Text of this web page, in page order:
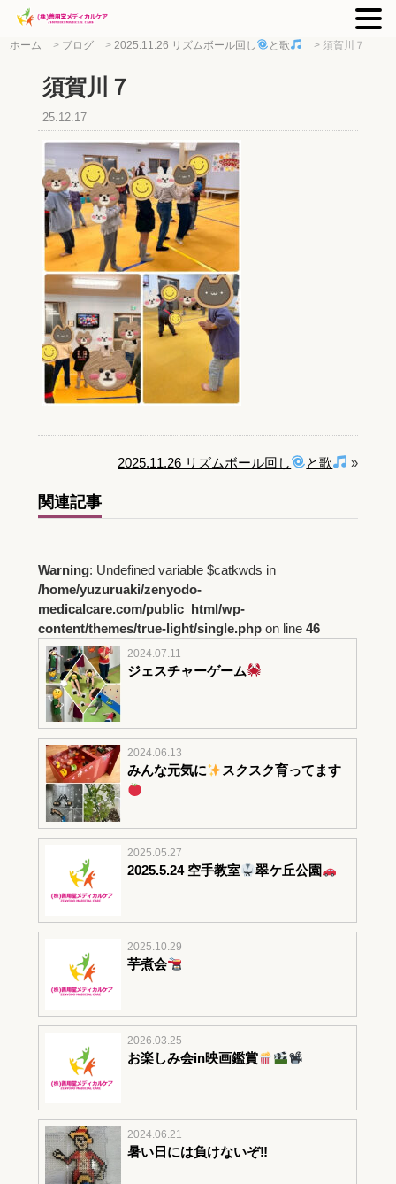
ホーム > ブログ >2025.11.26 リズムボール回し と歌 > 須賀川７
須賀川７
25.12.17
2025.11.26 リズムボール回し と歌 »
関連記事
Warning: Undefined variable $catkwds in
/home/yuzuruaki/zenyodo-
medicalcare.com/public_html/wp-
content/themes/true-light/single.phpon line 46
2024.07.11
ジェスチャーゲーム
2024.06.13
みんな元気に スクスク育ってます
2025.05.27
2025.5.24 空手教室 翠ケ丘公園
2025.10.29
芋煮会
2026.03.25
お楽しみ会in映画鑑賞
2024.06.21
暑い日には負けないぞ‼︎